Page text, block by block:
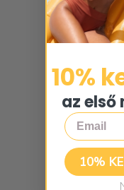
10%
az első
Email
10%